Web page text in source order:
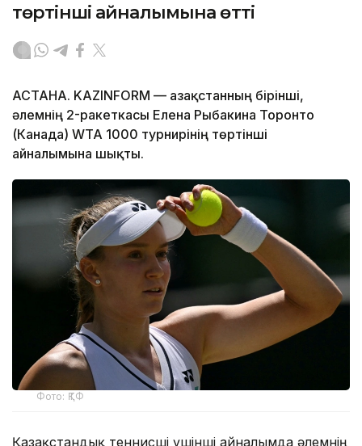
төртінші айналымына өтті
АСТАНА. KAZINFORM — Қазақстанның бірінші,
әлемнің 2-ракеткасы Елена Рыбакина Торонто
(Канада) WTA 1000 турнирінің төртінші
айналымына шықты.
Фото: ҚТФ
Қазақстандық теннисші үшінші айналымда әлемнің